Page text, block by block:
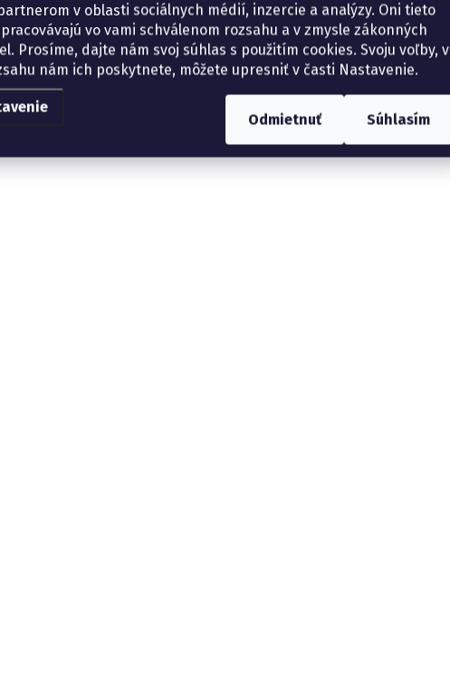
v oblasti sociálnych médií, inzercie a analýzy. Oni tieto
vo vami schválenom rozsahu a v zmysle zákonných
Prosíme, dajte nám svoj súhlas s použitím cookies. Svoju voľby, v
nám ich poskytnete, môžete upresniť v časti Nastavenie.
Odmietnuť Súhlasím